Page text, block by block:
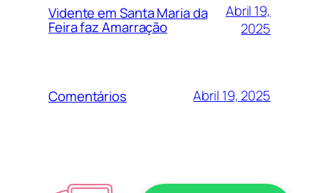
Vidente em Santa Maria da
Feira faz Amarração
Abril 19,
2025
Comentários Abril 19, 2025